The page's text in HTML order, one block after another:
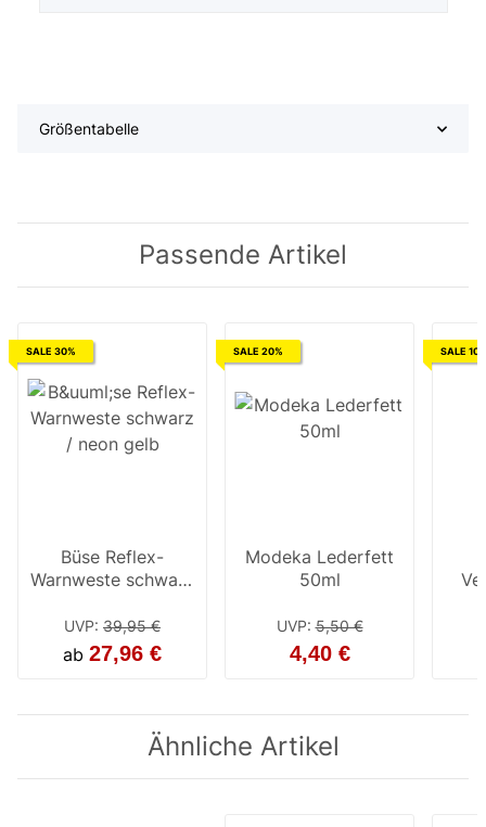
Größentabelle
Passende Artikel
SALE 30%
Büse Reflex-
Warnweste schwarz
UVP: 39,95 €
ab 27,96 €
SALE 20%
Modeka Lederfett
50ml
UVP:5,50 €
4,40 €
SALE
Ähnliche Artikel